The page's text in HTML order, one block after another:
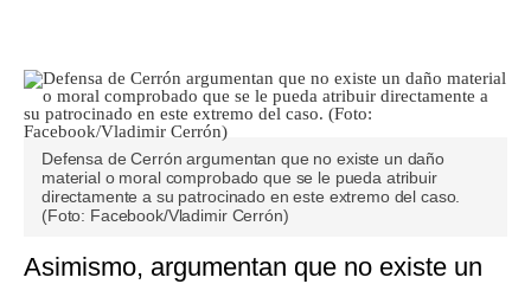
Defensa de Cerrón argumentan que no existe un daño
material o moral comprobado que se le pueda atribuir
directamente a su patrocinado en este extremo del caso.
(Foto: Facebook/Vladimir Cerrón)
Asimismo, argumentan que no existe un